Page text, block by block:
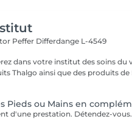
Peffer Differdange L-4549
dans votre institut des soins du
Thalgo ainsi que des produits
Pieds ou Mains en
d'une prestation. Détendez-vous.